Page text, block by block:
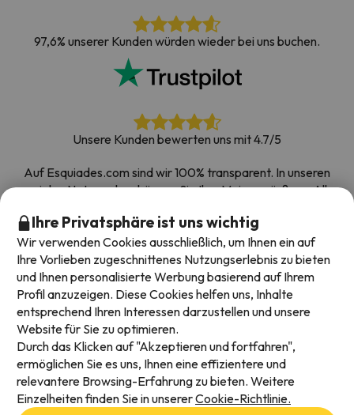
97,6% unserer Kunden würden wieder bei uns buchen.
Unsere Kunden bewerten uns mit 4.7/5
Auf Esquiades.com sind wir 100% transparent. In unseren
sozialen Netzwerken können Sie Ihre Meinung äußern. Alle
stammen von echten Kunden.
Buchen Sie mit Vertrauen |Über 700.000 Menschen
haben ihren Skiurlaub bei Esquiades.com gebucht
Verfügbare Zahlungsarten
Ihre Privatsphäre ist uns wichtig
Wir verwenden Cookies ausschließlich, um Ihnen ein auf
Ihre Vorlieben zugeschnittenes Nutzungserlebnis zu bieten
und Ihnen personalisierte Werbung basierend auf Ihrem
Profil anzuzeigen. Diese Cookies helfen uns, Inhalte
entsprechend Ihren Interessen darzustellen und unsere
Website für Sie zu optimieren.
Durch das Klicken auf "Akzeptieren und fortfahren",
ermöglichen Sie es uns, Ihnen eine effizientere und
relevantere Browsing-Erfahrung zu bieten. Weitere
Einzelheiten finden Sie in unsererCookie-Richtlinie.